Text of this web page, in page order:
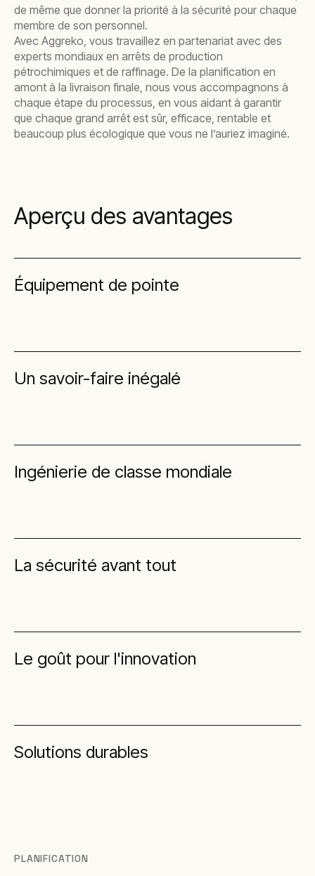
de même que donner la priorité à la sécurité pour chaque
membre de son personnel.
Avec Aggreko, vous travaillez en partenariat avec des
experts mondiaux en arrêts de production
pétrochimiques et de raffinage. De la planification en
amont à la livraison finale, nous vous accompagnons à
chaque étape du processus, en vous aidant à garantir
que chaque grand arrêt est sûr, efficace, rentable et
beaucoup plus écologique que vous ne l’auriez imaginé.
Aperçu des avantages
Équipement de pointe
Un savoir-faire inégalé
Ingénierie de classe mondiale
La sécurité avant tout
Le goût pour l'innovation
Solutions durables
PLANIFICATION